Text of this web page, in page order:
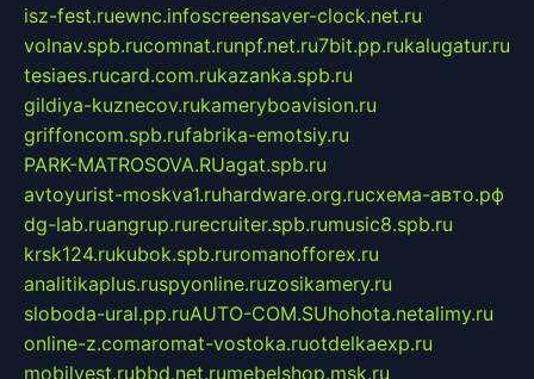
isz-fest.ruewnc.infoscreensaver-clock.net.ru
volnav.spb.rucomnat.runpf.net.ru7bit.pp.rukalugatur.ru
tesiaes.rucard.com.rukazanka.spb.ru
gildiya-kuznecov.rukameryboavision.ru
griffoncom.spb.rufabrika-emotsiy.ru
PARK-MATROSOVA.RUagat.spb.ru
avtoyurist-moskva1.ruhardware.org.ruсхема-авто.рф
dg-lab.ruangrup.rurecruiter.spb.rumusic8.spb.ru
krsk124.rukubok.spb.ruromanofforex.ru
analitikaplus.ruspyonline.ruzosikamery.ru
sloboda-ural.pp.ruAUTO-COM.SUhohota.netalimy.ru
online-z.comaromat-vostoka.ruotdelkaexp.ru
mobilvest.rubbd.net.rumebelshop.msk.ru